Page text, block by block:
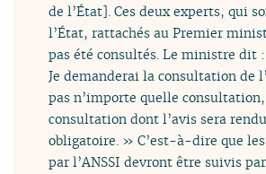
de l’État]. Ces deux experts, qui
l’État, rattachés au Premier
pas été consultés. Le ministre
Je demanderai la consultation de
pas n’importe quelle
consultation dont l’avis sera rendu
obligatoire. » C’est-à-dire que
par l’ANSSI devront être suivis par